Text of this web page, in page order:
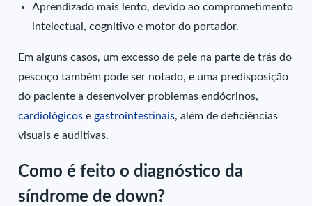
Aprendizado mais lento, devido ao comprometimento
intelectual, cognitivo e motor do portador.
Em alguns casos, um excesso de pele na parte de trás do
pescoço também pode ser notado, e uma predisposição
do paciente a desenvolver problemas endócrinos,
cardiológicose gastrointestinais, além de deficiências
visuais e auditivas.
Como é feito o diagnóstico da
síndrome de down?